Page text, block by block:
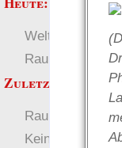
Welten
Deutsch
RaumZeit
SL-
Zuletzt
RaumZeit
Kein NETFEED